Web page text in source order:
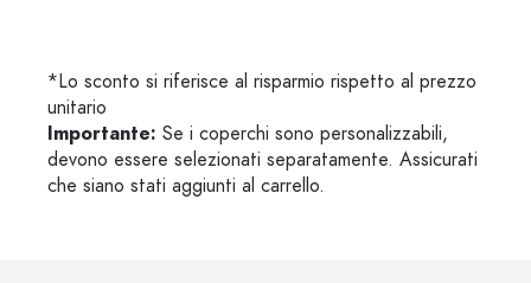
*Lo sconto si riferisce al risparmio rispetto al prezzo
unitario
Importante: Se i coperchi sono personalizzabili,
devono essere selezionati separatamente. Assicurati
che siano stati aggiunti al carrello.